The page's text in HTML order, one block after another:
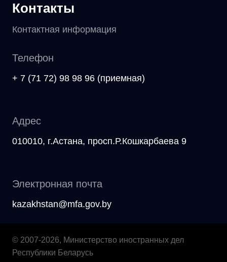
Контакты
Контактная информация
Телефон
+ 7 (71 72) 98 98 96 (приемная)
Адрес
010010, г.Астана, просп.Р.Кошкарбаева 9
Электронная почта
kazakhstan@mfa.gov.by
© 2007-2026, Министерство иностранных дел
Республики Беларусь